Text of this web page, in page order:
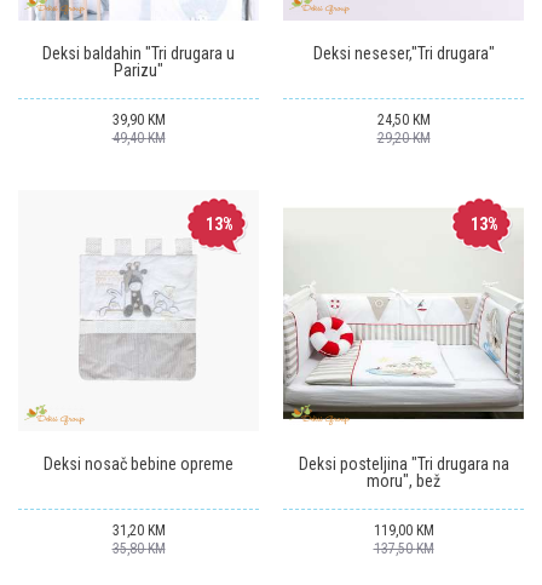
Deksi baldahin "Tri drugara u
Parizu"
39,90 KM
49,40KM
Deksi neseser,"Tri drugara"
24,50 KM
29,20KM
13%
Deksi nosač bebine opreme
31,20 KM
35,80KM
13%
Deksi posteljina "Tri drugara na
moru", bež
119,00 KM
137,50KM